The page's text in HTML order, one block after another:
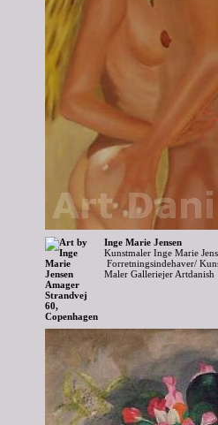
Inge Marie Jensen
Kunstmaler Inge Marie
Forretningsindehaver/
Maler Galleriejer Artdanish